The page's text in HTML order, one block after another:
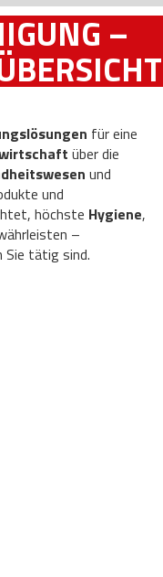
–
für eine
über die
und
und
höchste Hygiene,
–
Sie tätig sind.